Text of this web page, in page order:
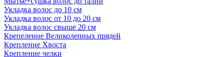
Укладка волос до 10 см
Укладка волос от 10 до 20 см
Укладка волос свыше 20 см
Крепеление Великолепных прядей
Крепление Хвоста
Крепление челки